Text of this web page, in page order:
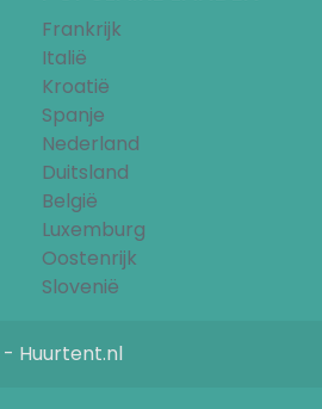
Frankrijk
Italië
Kroatië
Spanje
Nederland
Duitsland
België
Luxemburg
Oostenrijk
Slovenië
Huurtent.nl